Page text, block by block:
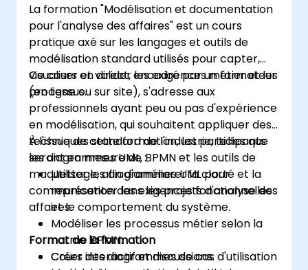
La formation "Modélisation et documentation
pour l'analyse des affaires" est un cours
pratique axé sur les langages et outils de
modélisation standard utilisés pour capter,
visualiser et valider les exigences métier et les
processus.
Ce cours en direct, encadré par un formateur
(en ligne ou sur site), s'adresse aux
professionnels ayant peu ou pas d'expérience
en modélisation, qui souhaitent appliquer des
techniques standard de l'industrie, telles que
les diagrammes UML, BPMN et les outils de
maquettage, afin d'améliorer la clarté et la
communication dans les projets d'analyse des
affaires.
À l'issue de cette formation, les participants
seront en mesure de :
Utiliser les diagrammes UML pour
représenter les exigences fonctionnelles
et le comportement du système.
Modéliser les processus métier selon la
norme BPMN.
Créer des diagrammes de cas d'utilisation
Format de la formation
Cours interactif et discussions.